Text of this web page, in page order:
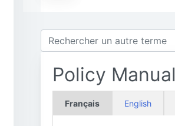
Policy Manual
Français English